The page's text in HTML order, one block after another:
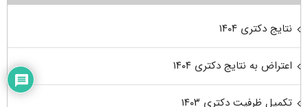
نتایج دکتری ۱۴۰۴
اعتراض به نتایج دکتری ۱۴۰۴
تکمیل ظرفیت دکتری ۱۴۰۳